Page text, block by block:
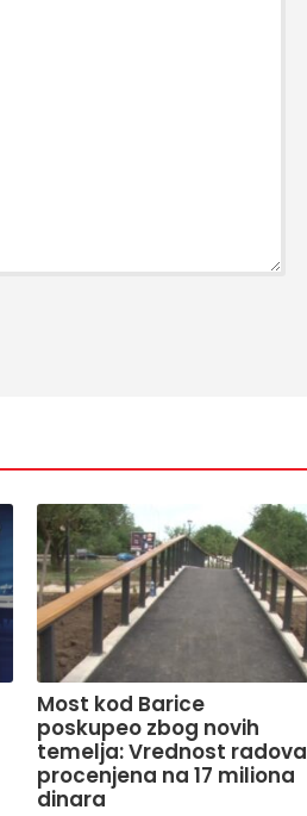
Most kod Barice
poskupeo zbog novih
temelja: Vrednost radova
procenjena na 17 miliona
dinara